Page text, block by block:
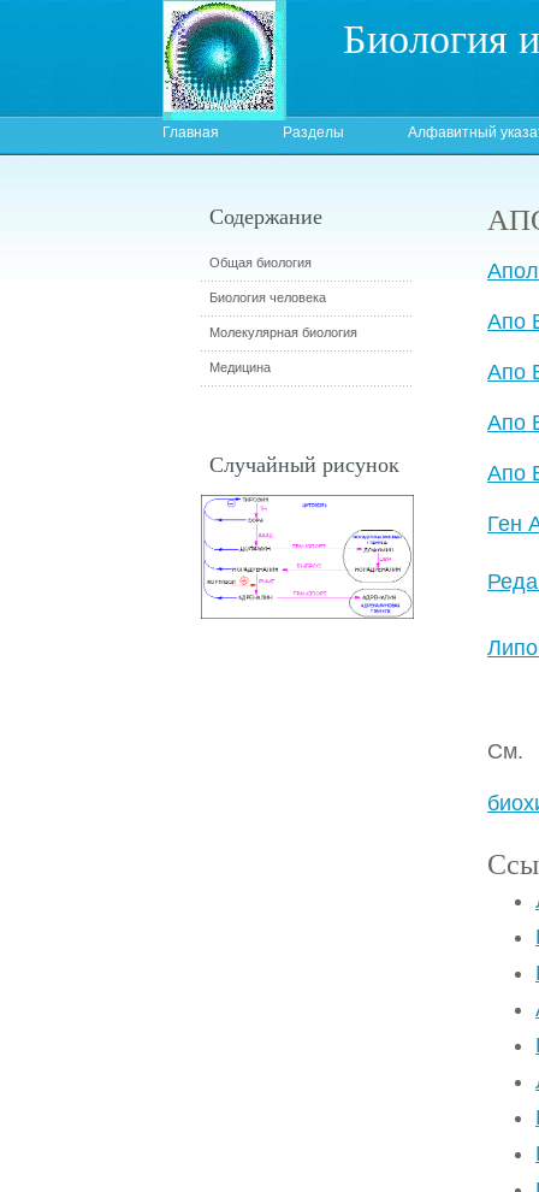
Биология
Главная Разделы Алфавитный
Апо
Апо
Апо
Апо
Ген
См.
Содержание
Общая биология
Биология человека
Молекулярная биология
Медицина
Случайный рисунок